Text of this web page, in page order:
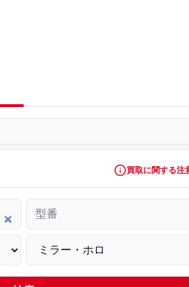
買取に関する注
型番